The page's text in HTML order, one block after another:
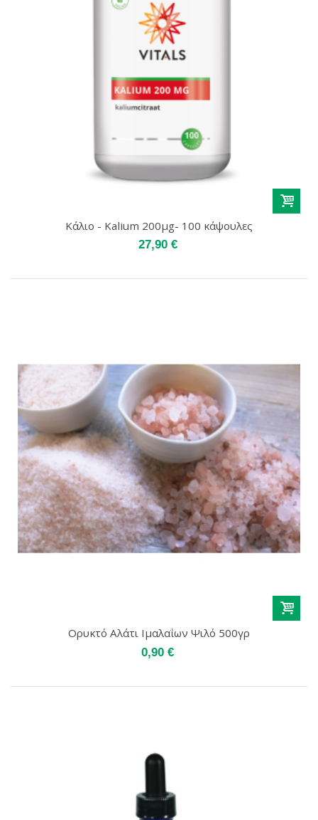
Κάλιο - Kalium 200μg- 100 κάψουλες
27,90 €
Ορυκτό Αλάτι Ιμαλαΐων Ψιλό 500γρ
0,90 €